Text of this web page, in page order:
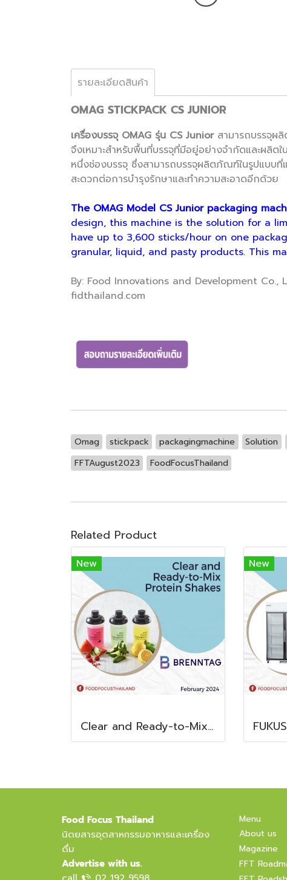
รายละเอียดสินค้า
OMAG STICKPACK CS JUNIOR
เครื่องบรรจุ OMAG รุ่น CS Juniorสามารถบรรจุผลิ
จึงเหมาะสำหรับพื้นที่บรรจุที่มีอยู่อย่างจำกัดและผลิ
หนึ่งช่องบรรจุ ซึ่งสามารถบรรจุผลิตภัณฑ์ในรูปแบบ
สะดวกต่อการบำรุงรักษาและทำความสะอาดอีกด้วย
The OMAG Model CS Junior packaging
design, this machine is the solution for a
have up to 3,600 sticks/hour on one
granular, liquid, and pasty products. This
By: Food Innovations and Development Co.,
fidthailand.com
Omag stickpack packagingmachine Solution
FFTAugust2023
FoodFocusThailand
Related Product
New
Clear and Ready-to-Mix Protein Shakes
New
Food Focus Thailand
นิตยสารอุตสาหกรรมอาหารและเครื่อง
ดื่ม
Advertise with us.
Menu
About us
Magazine
FFT